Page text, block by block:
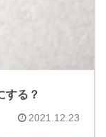
する？
2021.12.23